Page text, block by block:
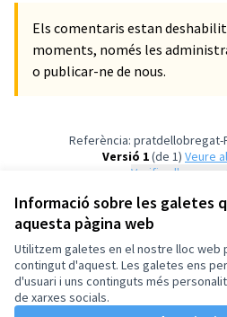
Informació sobre les galetes
aquesta pàgina web
Utilitzem galetes en el nostre lloc web
contingut d'aquest. Les galetes ens
d'usuari i uns continguts més
de xarxes socials.
Els comentaris estan
moments, només les
o publicar-ne de nous.
Referència: pratdellobregat-
Versió 1(de 1)
veure
Verifica
Termes i condicions d'ús
Configuració de les galetes
El Prat de Llobregat a X
(Enllaç extern)
El Prat de Llobregat a Instagram
(Enllaç extern)
Triar la llenguaElegir el idioma